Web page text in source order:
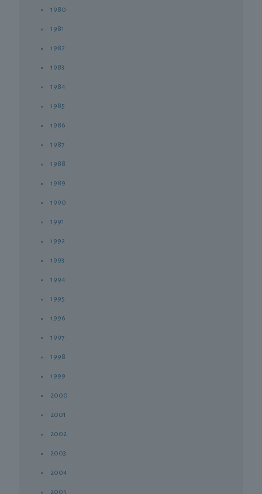
1980
1981
1982
1983
1984
1985
1986
1987
1988
1989
1990
1991
1992
1993
1994
1995
1996
1997
1998
1999
2000
2001
2002
2003
2004
2005